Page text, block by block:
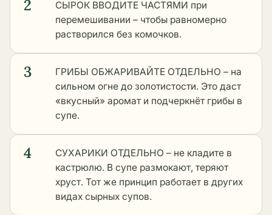
2
СЫРОК ВВОДИТЕ ЧАСТЯМИ при
перемешивании – чтобы равномерно
растворился без комочков.
3
ГРИБЫ ОБЖАРИВАЙТЕ ОТДЕЛЬНО – на
сильном огне до золотистости. Это даст
«вкусный» аромат и подчеркнёт грибы в
супе.
4
СУХАРИКИ ОТДЕЛЬНО – не кладите в
кастрюлю. В супе размокают, теряют
хруст. Тот же принцип работает в других
видах сырных супов.